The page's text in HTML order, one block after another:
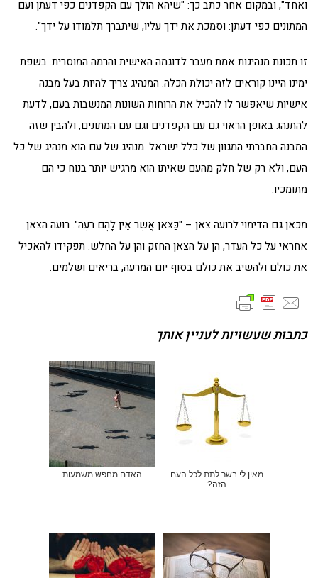
ואחד", ובמקום אחר כתב כך: "שיהא הולך עם הקפדנים כפי דעתן ועם
המתונים כפי דעתן: וסמכת את ידך עליו, שיתברך תלמודו על ידך".
זו תכונת מנהיגות אמת מעבר לדוגמה האישית והרמה המוסרית. בשפת
ימינו היינו קוראים לזה יכולת הכלה. המנהיג צריך להיות בעל מבנה
אישיות שיאפשר לו להכיל את הרוחות השונות המנשבות בעם, לדעת
להתנהג באופן הראוי גם עם הקפדנים וגם עם המתונים, ולהבין שזה
המבנה החברתי המגוון של כלל ישראל. מנהיג של עם הוא מנהיג של כל
העם, ולא רק של חלק מהעם שאיתו הוא מרגיש יותר בנוח כי הם
מתומכיו.
מכאן גם הדימוי לרועה צאן – "כַּצֹּאן אֲשֶׁר אֵין לָהֶם רֹעֶה". רועה הצאן
אחראי על כל העדר, הן על הצאן החזק והן על החלש. תפקידו להאכיל
את כולם ולהשיב את כולם בסוף יום המרעה, בריאים ושלמים.
כתבות שעשויות לעניין אותך
מאין לי בשר לתת לכל העם
הזה?
האדם מחפש משמעות